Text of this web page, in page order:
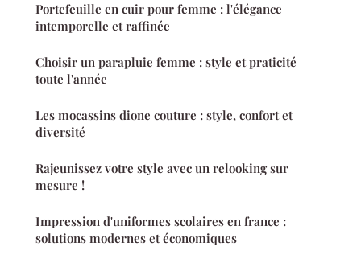
Portefeuille en cuir pour femme : l'élégance
intemporelle et raffinée
Choisir un parapluie femme : style et praticité
toute l'année
Les mocassins dione couture : style, confort et
diversité
Rajeunissez votre style avec un relooking sur
mesure !
Impression d'uniformes scolaires en france :
solutions modernes et économiques